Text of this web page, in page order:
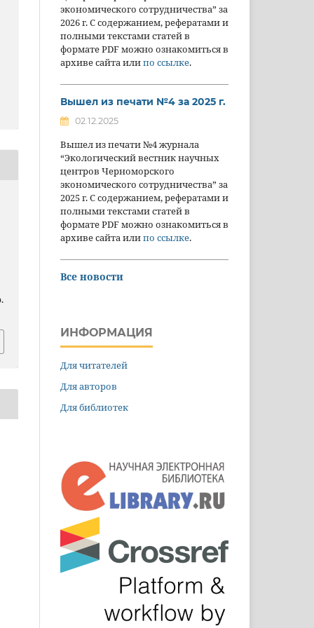
экономического сотрудничества” за
2026 г. С содержанием, рефератами и
полными текстами статей в
формате PDF можно ознакомиться в
архиве сайта илипо ссылке.
Вышел из печати №4 за 2025 г.
02.12.2025
Вышел из печати №4 журнала
“Экологический вестник научных
центров Черноморского
экономического сотрудничества” за
2025 г. С содержанием, рефератами и
полными текстами статей в
формате PDF можно ознакомиться в
архиве сайта илипо ссылке.
Все новости
ИНФОРМАЦИЯ
Для читателей
Для авторов
Для библиотек